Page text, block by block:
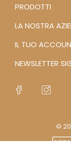
PRODOTTI
LA NOSTRA
IL TUO
NEWSLETTER
©